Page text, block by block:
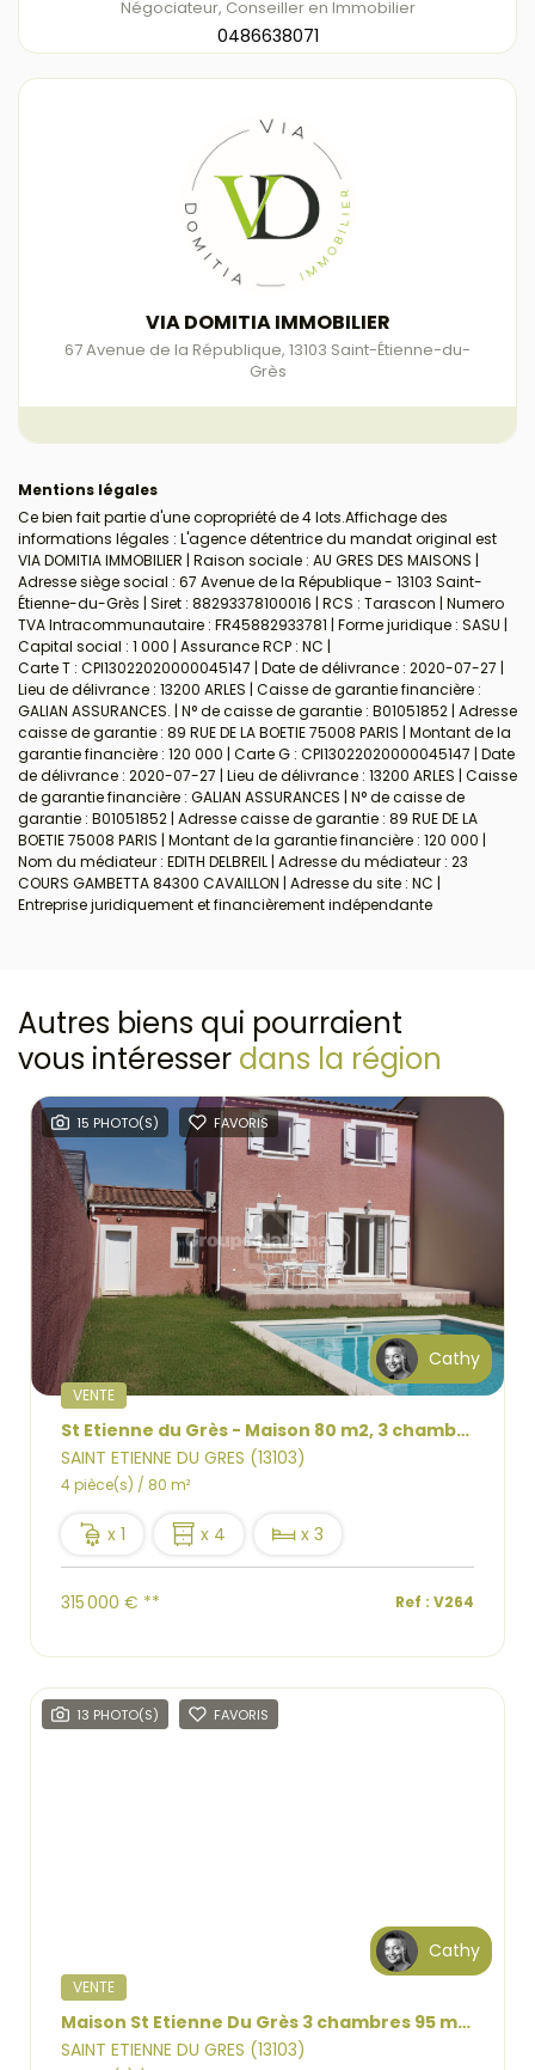
Négociateur, Conseiller en Immobilier
0486638071
VIA DOMITIA IMMOBILIER
67 Avenue de la République, 13103 Saint-Étienne-du-
Grès
Mentions légales
Ce bien fait partie d'une copropriété de 4 lots.Affichage des
informations légales : L'agence détentrice du mandat original est
VIA DOMITIA IMMOBILIER | Raison sociale : AU GRES DES MAISONS |
Adresse siège social : 67 Avenue de la République - 13103 Saint-
Étienne-du-Grès | Siret : 88293378100016 | RCS : Tarascon | Numero
TVA Intracommunautaire : FR45882933781 | Forme juridique : SASU |
Capital social : 1 000 | Assurance RCP : NC |
Carte T : CPI13022020000045147 | Date de délivrance : 2020-07-27 |
Lieu de délivrance : 13200 ARLES | Caisse de garantie financière :
GALIAN ASSURANCES. | N° de caisse de garantie : B01051852 | Adresse
caisse de garantie : 89 RUE DE LA BOETIE 75008 PARIS | Montant de la
garantie financière : 120 000 | Carte G : CPI13022020000045147 | Date
de délivrance : 2020-07-27 | Lieu de délivrance : 13200 ARLES | Caisse
de garantie financière : GALIAN ASSURANCES | N° de caisse de
garantie : B01051852 | Adresse caisse de garantie : 89 RUE DE LA
BOETIE 75008 PARIS | Montant de la garantie financière : 120 000 |
Nom du médiateur : EDITH DELBREIL | Adresse du médiateur : 23
COURS GAMBETTA 84300 CAVAILLON | Adresse du site : NC |
Entreprise juridiquement et financièrement indépendante
Autres biens qui pourraient
vous intéresser dans la région
15 PHOTO(S) FAVORIS
Cathy
VENTE
St Etienne du Grès - Maison 80 m2, 3 chambres, piscine, cellier, garage
SAINT ETIENNE DU GRES (13103)
4 pièce(s) / 80 m²
x 1 x 4 x 3
315 000 € ** Ref : V264
13 PHOTO(S) FAVORIS
Cathy
VENTE
Maison St Etienne Du Grès 3 chambres 95 m2 piscine jardin
SAINT ETIENNE DU GRES (13103)